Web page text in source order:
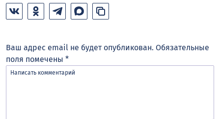
Ваш адрес email не будет опубликован. Обязательные
поля помечены *